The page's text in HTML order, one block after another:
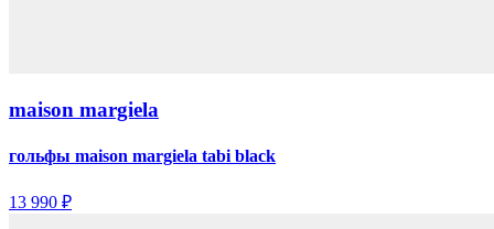
maison margiela
гольфы maison margiela tabi black
13 990 ₽